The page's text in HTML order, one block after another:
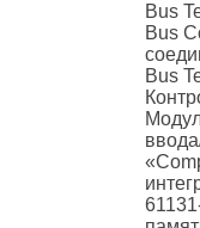
Bus
Bus
Bus